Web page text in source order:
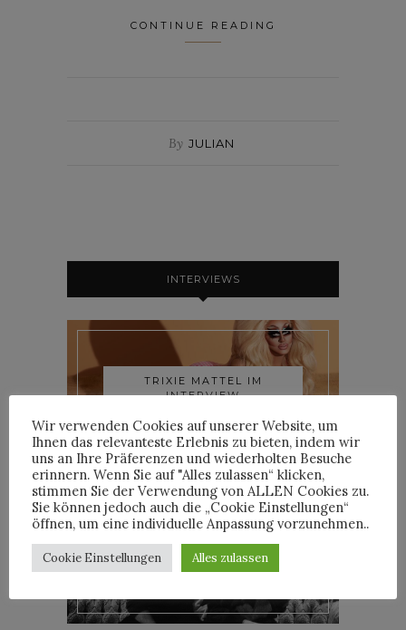
CONTINUE READING
By JULIAN
INTERVIEWS
TRIXIE MATTEL IM
INTERVIEW
YOANN LEMOINE AKA
WOODKID IM INTERVIEW
Wir verwenden Cookies auf unserer Website, um
Ihnen das relevanteste Erlebnis zu bieten, indem wir
uns an Ihre Präferenzen und wiederholten Besuche
erinnern. Wenn Sie auf "Alles zulassen“ klicken,
stimmen Sie der Verwendung von ALLEN Cookies zu.
Sie können jedoch auch die „Cookie Einstellungen“
öffnen, um eine individuelle Anpassung vorzunehmen..
Cookie Einstellungen Alles zulassen